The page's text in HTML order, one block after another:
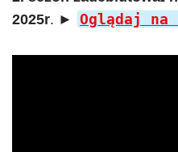
2025r. ► Oglądaj